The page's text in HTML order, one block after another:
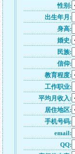
性别:
出生年月:
身高:
婚史:
民族:
信仰:
教育程度:
工作职业:
平均月收入:
居住地区:
手机号码:
email:
QQ: